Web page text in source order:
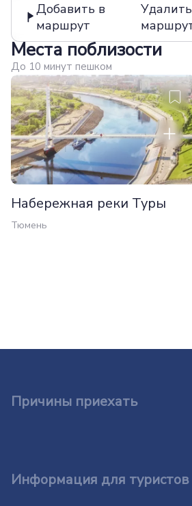
Добавить в
маршрут
Места поблизости
До 10 минут пешком
Набережная реки Туры
Тюмень
Причины приехать
Информация для туристов